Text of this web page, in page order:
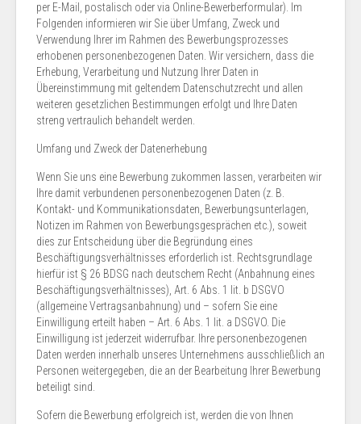
per E-Mail, postalisch oder via Online-Bewerberformular). Im
Folgenden informieren wir Sie über Umfang, Zweck und
Verwendung Ihrer im Rahmen des Bewerbungsprozesses
erhobenen personenbezogenen Daten. Wir versichern, dass die
Erhebung, Verarbeitung und Nutzung Ihrer Daten in
Übereinstimmung mit geltendem Datenschutzrecht und allen
weiteren gesetzlichen Bestimmungen erfolgt und Ihre Daten
streng vertraulich behandelt werden.
Umfang und Zweck der Datenerhebung
Wenn Sie uns eine Bewerbung zukommen lassen, verarbeiten wir
Ihre damit verbundenen personenbezogenen Daten (z. B.
Kontakt- und Kommunikationsdaten, Bewerbungsunterlagen,
Notizen im Rahmen von Bewerbungsgesprächen etc.), soweit
dies zur Entscheidung über die Begründung eines
Beschäftigungsverhältnisses erforderlich ist. Rechtsgrundlage
hierfür ist § 26 BDSG nach deutschem Recht (Anbahnung eines
Beschäftigungsverhältnisses), Art. 6 Abs. 1 lit. b DSGVO
(allgemeine Vertragsanbahnung) und – sofern Sie eine
Einwilligung erteilt haben – Art. 6 Abs. 1 lit. a DSGVO. Die
Einwilligung ist jederzeit widerrufbar. Ihre personenbezogenen
Daten werden innerhalb unseres Unternehmens ausschließlich an
Personen weitergegeben, die an der Bearbeitung Ihrer Bewerbung
beteiligt sind.
Sofern die Bewerbung erfolgreich ist, werden die von Ihnen